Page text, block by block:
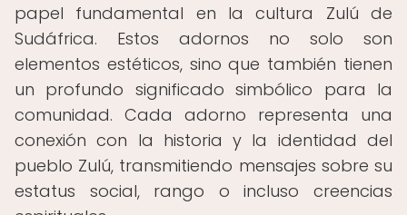
papel fundamental en la cultura Zulú de
Sudáfrica. Estos adornos no solo son
elementos estéticos, sino que también tienen
un profundo significado simbólico para la
comunidad. Cada adorno representa una
conexión con la historia y la identidad del
pueblo Zulú, transmitiendo mensajes sobre su
estatus social, rango o incluso creencias